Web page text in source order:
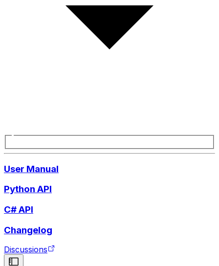
User Manual
Python API
C# API
Changelog
Discussions